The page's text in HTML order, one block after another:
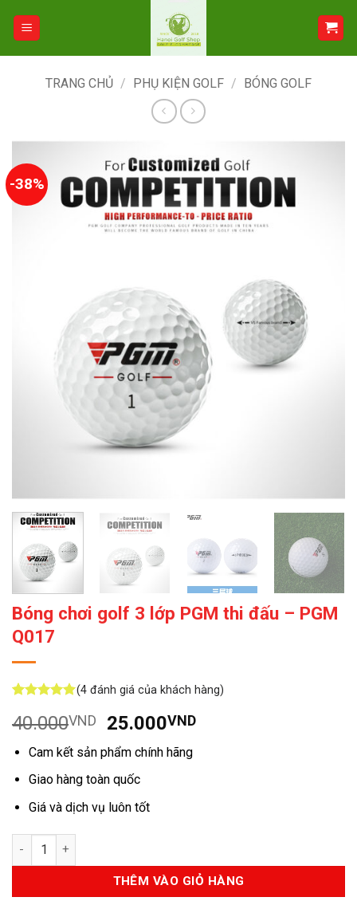
TRANG CHỦ / PHỤ KIỆN GOLF / BÓNG GOLF
-38%
Bóng chơi golf 3 lớp PGM thi đấu – PGM
Q017
dựa trên
đánh giá
(4đánh giá của khách hàng)
40.000VND
Giá
gốc
là:
40.000VND.
25.000VNDGiá
Cam kết sản phẩm chính hãng
Giao hàng toàn quốc
Giá và dịch vụ luôn tốt
Số lượng
THÊM VÀO GIỎ HÀNG